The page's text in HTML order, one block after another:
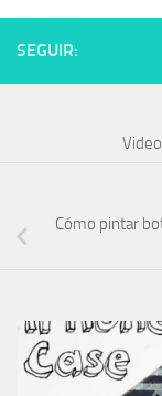
SEGUIR:
Cómo pintar